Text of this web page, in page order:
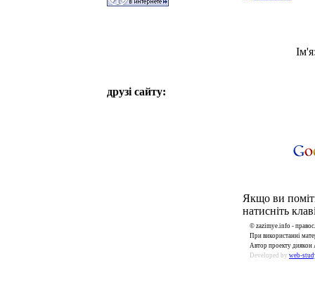
друзі сайту:
Якщо ви
натисніть
© zazimye.info -
При використанні
Автор проекту диякон
Developed by web-